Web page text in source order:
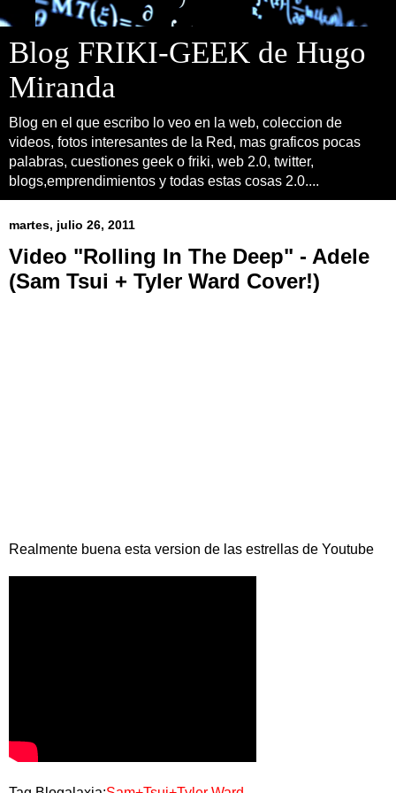
Blog FRIKI-GEEK de Hugo
Miranda
Blog en el que escribo lo veo en la web, coleccion de
videos, fotos interesantes de la Red, mas graficos pocas
palabras, cuestiones geek o friki, web 2.0, twitter,
blogs,emprendimientos y todas estas cosas 2.0....
martes, julio 26, 2011
Video "Rolling In The Deep" - Adele
(Sam Tsui + Tyler Ward Cover!)
Realmente buena esta version de las estrellas de Youtube